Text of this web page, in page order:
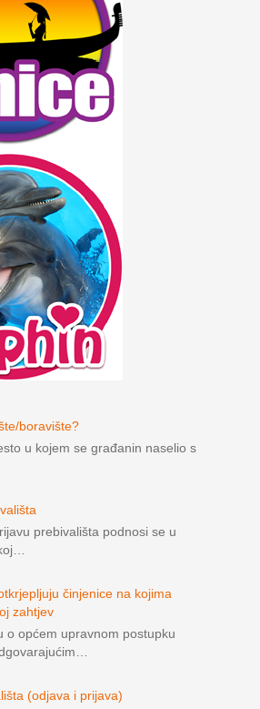
boravište?
u kojem se građanin naselio s
prebivališta podnosi se u
činjenice na kojima
zahtjev
o općem upravnom postupku
(odjava i prijava)